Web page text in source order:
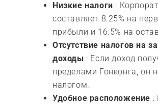
Низкие налоги :
составляет 8.25% на
прибыли и 16.5% на
Отсутствие налогов на
доходы : Если доход
пределами Гонконга, он
налогом.
Удобное расположение :